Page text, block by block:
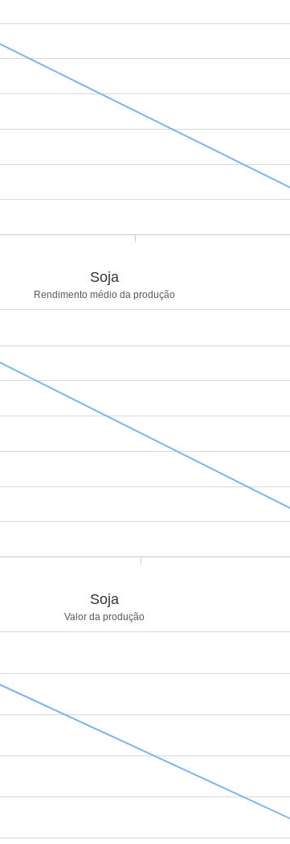
Soja
Rendimento médio da produção
Soja
Valor da produção